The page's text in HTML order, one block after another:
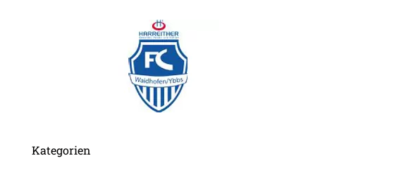
Kategorien